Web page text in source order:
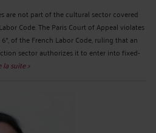
are not part of the cultural sector covered
Code. The Paris Court of Appeal violates
6°, of the French Labor Code, ruling that an
sector authorizes it to enter into fixed-
la suite >